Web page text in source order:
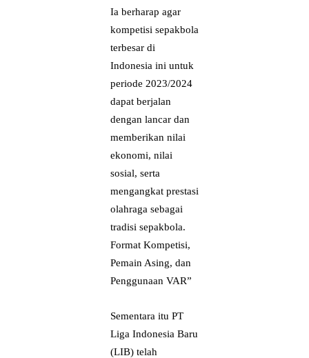
Ia berharap agar
kompetisi sepakbola
terbesar di
Indonesia ini untuk
periode 2023/2024
dapat berjalan
dengan lancar dan
memberikan nilai
ekonomi, nilai
sosial, serta
mengangkat prestasi
olahraga sebagai
tradisi sepakbola.
Format Kompetisi,
Pemain Asing, dan
Penggunaan VAR”
Sementara itu PT
Liga Indonesia Baru
(LIB) telah